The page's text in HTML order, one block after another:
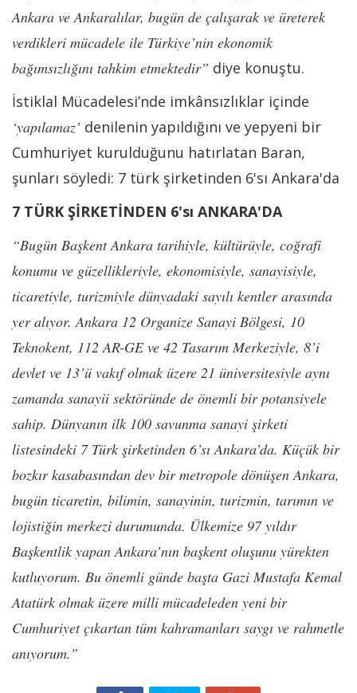
Ankara ve Ankaralılar, bugün de çalışarak ve üreterek
verdikleri mücadele ile Türkiye’nin ekonomik
bağımsızlığını tahkim etmektedir” diye konuştu.
İstiklal Mücadelesi’nde imkânsızlıklar içinde
‘yapılamaz’ denilenin yapıldığını ve yepyeni bir
Cumhuriyet kurulduğunu hatırlatan Baran,
şunları söyledi: 7 türk şirketinden 6'sı Ankara'da
7 TÜRK ŞİRKETİNDEN 6'sı ANKARA'DA
“Bugün Başkent Ankara tarihiyle, kültürüyle, coğrafi
konumu ve güzellikleriyle, ekonomisiyle, sanayisiyle,
ticaretiyle, turizmiyle dünyadaki sayılı kentler arasında
yer alıyor. Ankara 12 Organize Sanayi Bölgesi, 10
Teknokent, 112 AR-GE ve 42 Tasarım Merkeziyle, 8’i
devlet ve 13’ü vakıf olmak üzere 21 üniversitesiyle aynı
zamanda sanayii sektöründe de önemli bir potansiyele
sahip. Dünyanın ilk 100 savunma sanayi şirketi
listesindeki 7 Türk şirketinden 6’sı Ankara’da. Küçük bir
bozkır kasabasından dev bir metropole dönüşen Ankara,
bugün ticaretin, bilimin, sanayinin, turizmin, tarımın ve
lojistiğin merkezi durumunda. Ülkemize 97 yıldır
Başkentlik yapan Ankara’nın başkent oluşunu yürekten
kutluyorum. Bu önemli günde başta Gazi Mustafa Kemal
Atatürk olmak üzere milli mücadeleden yeni bir
Cumhuriyet çıkartan tüm kahramanları saygı ve rahmetle
anıyorum.”